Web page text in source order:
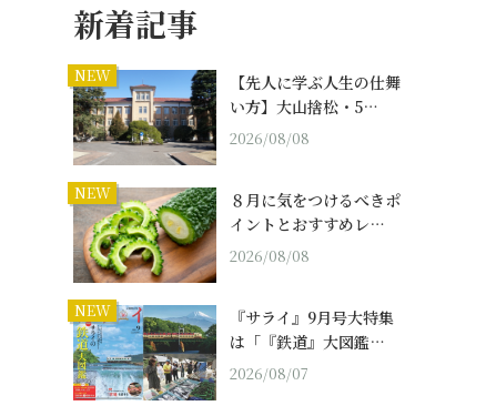
新着記事
NEW
【先人に学ぶ人生の仕舞
い方】大山捨松・5…
2026/08/08
NEW
８月に気をつけるべきポ
イントとおすすめレ…
2026/08/08
NEW
『サライ』9月号大特集
は「『鉄道』大図鑑…
2026/08/07